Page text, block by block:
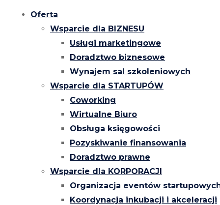
Oferta
Wsparcie dla BIZNESU
Usługi marketingowe
Doradztwo biznesowe
Wynajem sal szkoleniowych
Wsparcie dla STARTUPÓW
Coworking
Wirtualne Biuro
Obsługa księgowości
Pozyskiwanie finansowania
Doradztwo prawne
Wsparcie dla KORPORACJI
Organizacja eventów
Koordynacja inkubacji i akceleracji